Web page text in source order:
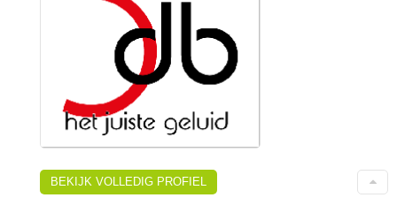
BEKIJK VOLLEDIG PROFIEL